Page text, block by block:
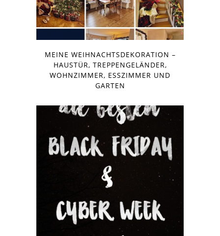
MEINE WEIHNACHTSDEKORATION –
HAUSTÜR, TREPPENGELÄNDER,
WOHNZIMMER, ESSZIMMER UND
GARTEN